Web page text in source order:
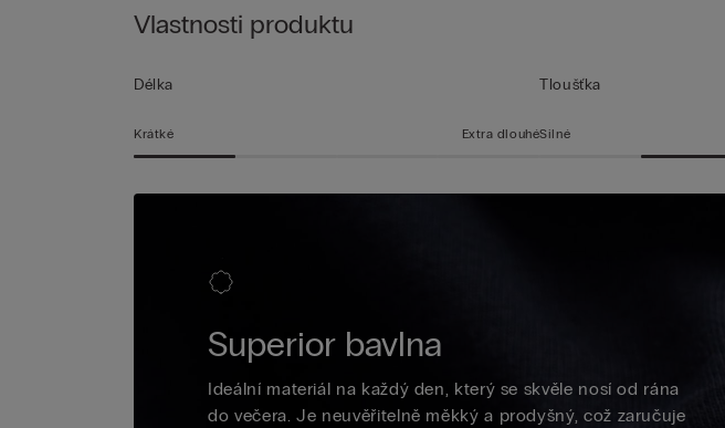
Vlastnosti produktu
Délka
Krátké Extra dlouhé
Tloušťka
Silné
Superior bavlna
Ideální materiál na každý den, který se skvěle nosí od rána
do večera. Je neuvěřitelně měkký a prodyšný, což zaručuje